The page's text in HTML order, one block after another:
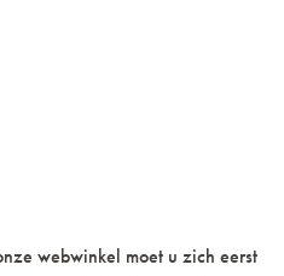
webwinkel moet u zich eerst